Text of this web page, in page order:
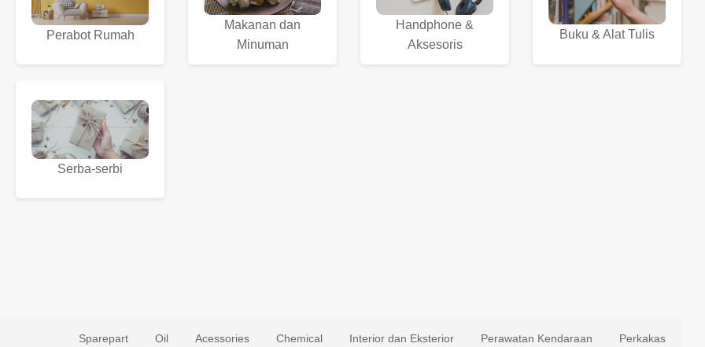
Perabot Rumah
Makanan dan
Minuman
Handphone &
Aksesoris
Buku & Alat Tulis
Serba-serbi
Sparepart Oil Acessories Chemical Interior dan Eksterior Perawatan Kendaraan Perkakas